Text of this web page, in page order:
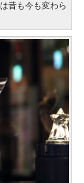
昔も今も変わら